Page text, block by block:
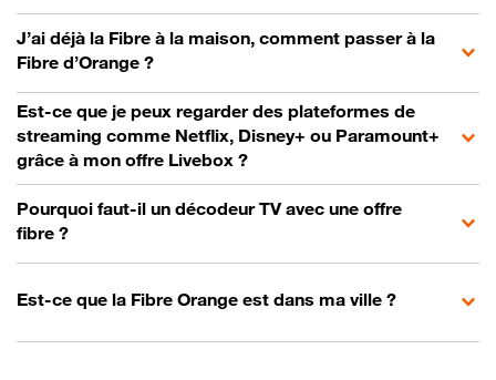
J’ai déjà la Fibre à la maison, comment passer à la
Fibre d’Orange ?
Est-ce que je peux regarder des plateformes de
streaming comme Netflix, Disney+ ou Paramount+
grâce à mon offre Livebox ?
Pourquoi faut-il un décodeur TV avec une offre
fibre ?
Est-ce que la Fibre Orange est dans ma ville ?